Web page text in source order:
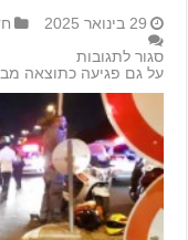
29 בינואר 2025
סגור לתגובות
על גם פגיעה כתוצאה